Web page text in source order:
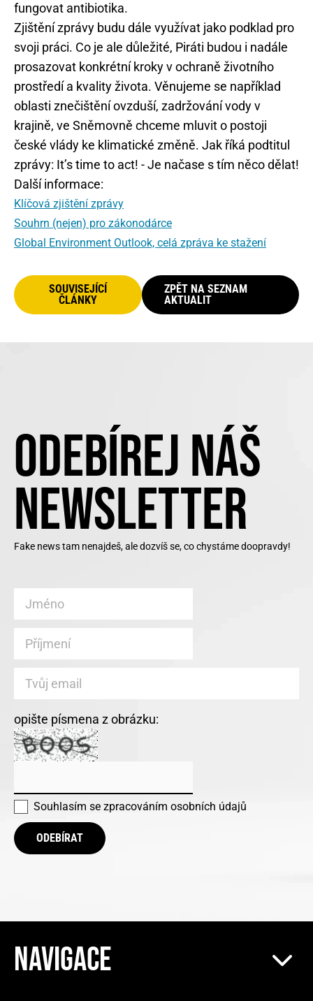
fungovat antibiotika.
Zjištění zprávy budu dále využívat jako podklad pro
svoji práci. Co je ale důležité, Piráti budou i nadále
prosazovat konkrétní kroky v ochraně životního
prostředí a kvality života. Věnujeme se například
oblasti znečištění ovzduší, zadržování vody v
krajině, ve Sněmovně chceme mluvit o postoji
české vlády ke klimatické změně. Jak říká podtitul
zprávy: It’s time to act! - Je načase s tím něco dělat!
Další informace:
Klíčová zjištění zprávy
Souhrn (nejen) pro zákonodárce
Global Environment Outlook, celá zpráva ke stažení
SOUVISEJÍCÍ
ČLÁNKY
ZPĚT NA SEZNAM
AKTUALIT
ODEBÍREJ NÁŠ
NEWSLETTER
Fake news tam nenajdeš, ale dozvíš se, co chystáme doopravdy!
opište písmena z obrázku:
Souhlasím se zpracováním osobních údajů
ODEBÍRAT
NAVIGACE